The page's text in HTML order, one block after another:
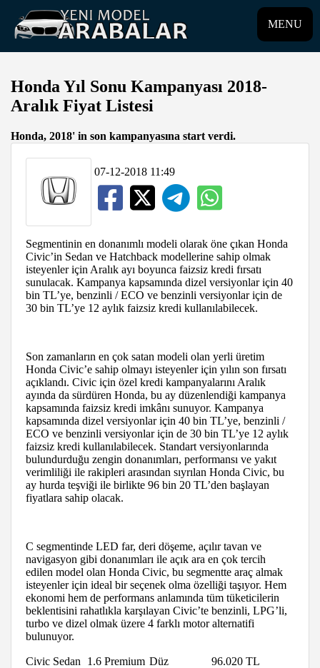
MENU
Honda Yıl Sonu Kampanyası 2018-
Aralık Fiyat Listesi
Honda, 2018' in son kampanyasına start verdi.
07-12-2018 11:49
Segmentinin en donanımlı modeli olarak öne çıkan Honda
Civic’in Sedan ve Hatchback modellerine sahip olmak
isteyenler için Aralık ayı boyunca faizsiz kredi fırsatı
sunulacak. Kampanya kapsamında dizel versiyonlar için 40
bin TL’ye, benzinli / ECO ve benzinli versiyonlar için de
30 bin TL’ye 12 aylık faizsiz kredi kullanılabilecek.
Son zamanların en çok satan modeli olan yerli üretim
Honda Civic’e sahip olmayı isteyenler için yılın son fırsatı
açıklandı. Civic için özel kredi kampanyalarını Aralık
ayında da sürdüren Honda, bu ay düzenlendiği kampanya
kapsamında faizsiz kredi imkânı sunuyor. Kampanya
kapsamında dizel versiyonlar için 40 bin TL’ye, benzinli /
ECO ve benzinli versiyonlar için de 30 bin TL’ye 12 aylık
faizsiz kredi kullanılabilecek. Standart versiyonlarında
bulundurduğu zengin donanımları, performansı ve yakıt
verimliliği ile rakipleri arasından sıyrılan Honda Civic, bu
ay hurda teşviği ile birlikte 96 bin 20 TL’den başlayan
fiyatlara sahip olacak.
C segmentinde LED far, deri döşeme, açılır tavan ve
navigasyon gibi donanımları ile açık ara en çok tercih
edilen model olan Honda Civic, bu segmentte araç almak
isteyenler için ideal bir seçenek olma özelliği taşıyor. Hem
ekonomi hem de performans anlamında tüm tüketicilerin
beklentisini rahatlıkla karşılayan Civic’te benzinli, LPG’li,
turbo ve dizel olmak üzere 4 farklı motor alternatifi
bulunuyor.
Civic Sedan 1.6 Premium Düz
96.020 TL